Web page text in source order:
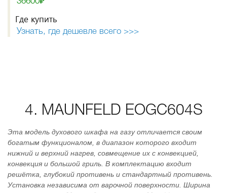
Где купить
Узнать, где дешевле всего >>>
4. MAUNFELD EOGC604S
Эта модель духового шкафа на газу отличается своим
богатым функционалом, в диапазон которого входит
нижний и верхний нагрев, совмещение их с конвекцией,
конвекция и большой гриль. В комплектацию входит
решётка, глубокий противень и стандартный противень.
Установка независима от варочной поверхности. Ширина